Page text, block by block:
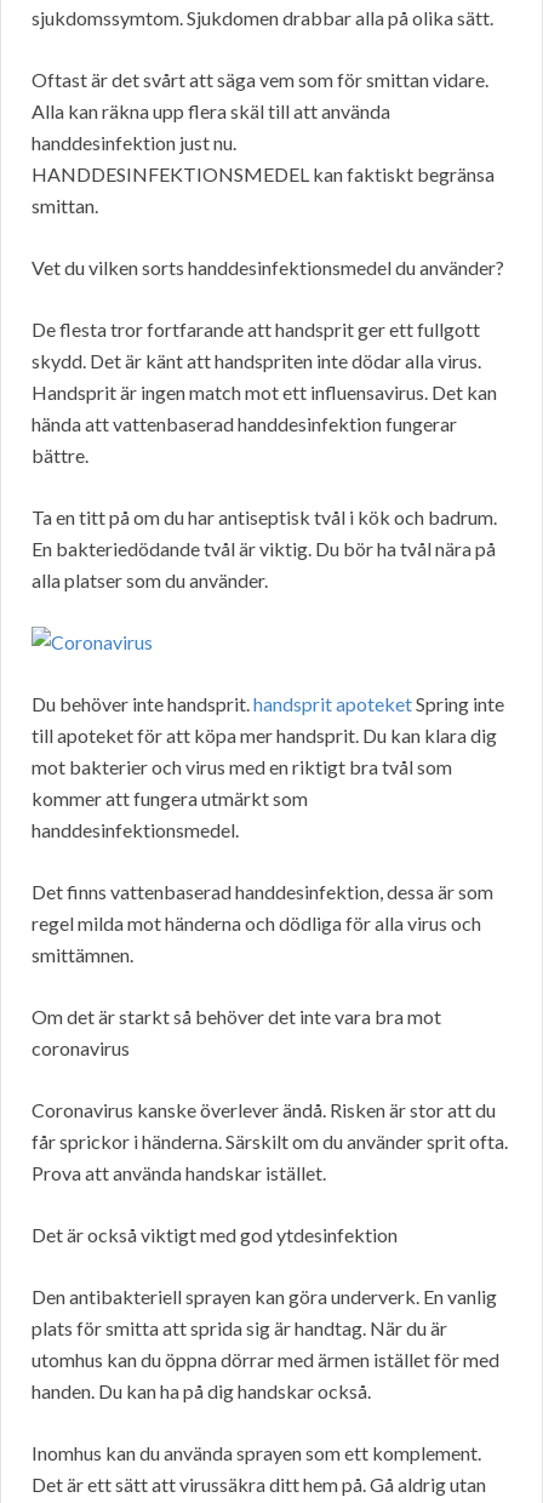
sjukdomssymtom. Sjukdomen drabbar alla på olika sätt.
Oftast är det svårt att säga vem som för smittan vidare.
Alla kan räkna upp flera skäl till att använda
handdesinfektion just nu.
HANDDESINFEKTIONSMEDEL kan faktiskt begränsa
smittan.
Vet du vilken sorts handdesinfektionsmedel du använder?
De flesta tror fortfarande att handsprit ger ett fullgott
skydd. Det är känt att handspriten inte dödar alla virus.
Handsprit är ingen match mot ett influensavirus. Det kan
hända att vattenbaserad handdesinfektion fungerar
bättre.
Ta en titt på om du har antiseptisk tvål i kök och badrum.
En bakteriedödande tvål är viktig. Du bör ha tvål nära på
alla platser som du använder.
Du behöver inte handsprit.handsprit apoteketSpring inte
till apoteket för att köpa mer handsprit. Du kan klara dig
mot bakterier och virus med en riktigt bra tvål som
kommer att fungera utmärkt som
handdesinfektionsmedel.
Det finns vattenbaserad handdesinfektion, dessa är som
regel milda mot händerna och dödliga för alla virus och
smittämnen.
Om det är starkt så behöver det inte vara bra mot
coronavirus
Coronavirus kanske överlever ändå. Risken är stor att du
får sprickor i händerna. Särskilt om du använder sprit ofta.
Prova att använda handskar istället.
Det är också viktigt med god ytdesinfektion
Den antibakteriell sprayen kan göra underverk. En vanlig
plats för smitta att sprida sig är handtag. När du är
utomhus kan du öppna dörrar med ärmen istället för med
handen. Du kan ha på dig handskar också.
Inomhus kan du använda sprayen som ett komplement.
Det är ett sätt att virussäkra ditt hem på. Gå aldrig utan